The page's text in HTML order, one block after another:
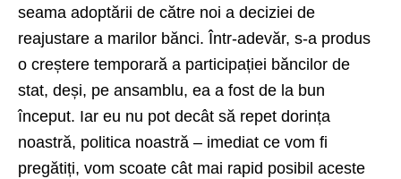
seama adoptării de către noi a deciziei de
reajustare a marilor bănci. Într-adevăr, s-a produs
o creștere temporară a participației băncilor de
stat, deși, pe ansamblu, ea a fost de la bun
început. Iar eu nu pot decât să repet dorința
noastră, politica noastră – imediat ce vom fi
pregătiți, vom scoate cât mai rapid posibil aceste